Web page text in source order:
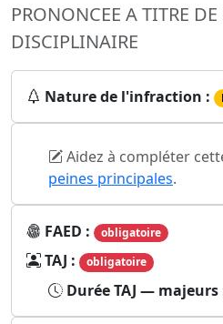
PRONONCEE A TITRE
DISCIPLINAIRE
Nature de l'infraction :
Aidez à compléter
peines principales.
FAED : obligatoire
TAJ : obligatoire
Durée TAJ — majeurs